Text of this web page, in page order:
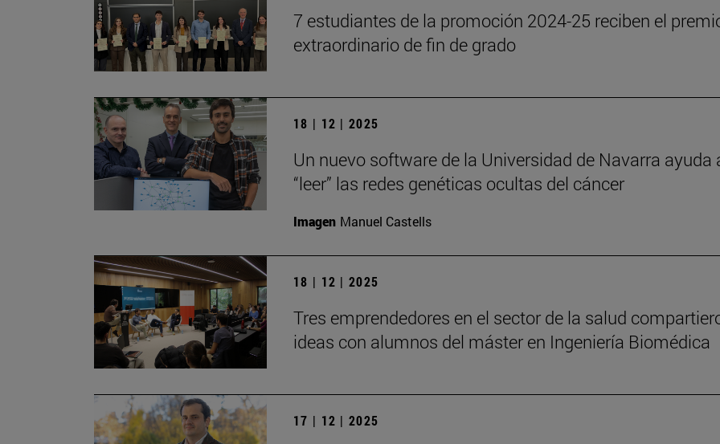
7 estudiantes de la promoción 2024-25 reciben el
extraordinario de fin de grado
18 | 12 | 2025
Un nuevo software de la Universidad de Navarra ayuda
“leer” las redes genéticas ocultas del cáncer
Imagen Manuel Castells
18 | 12 | 2025
Tres emprendedores en el sector de la salud
ideas con alumnos del máster en Ingeniería Biomédica
17 | 12 | 2025